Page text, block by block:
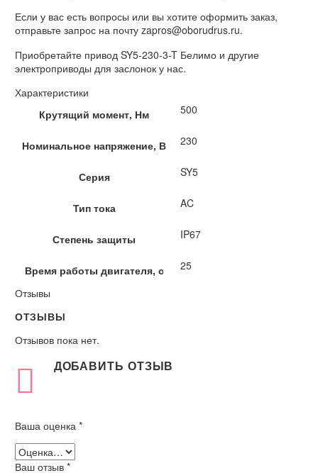
Если у вас есть вопросы или вы хотите оформить заказ,
отправьте запрос на почту zapros@oborudrus.ru.
Приобретайте привод SY5-230-3-T Белимо и другие
электроприводы для заслонок у нас.
Характеристики
Крутящий момент, Нм
500
Номинальное напряжение, В 230
Серия SY5
Тип тока AC
Степень защиты IP67
Время работы двигателя, с
25
Отзывы
ОТЗЫВЫ
Отзывов пока нет.
ДОБАВИТЬ ОТЗЫВ
Ваша оценка *
Ваш отзыв *